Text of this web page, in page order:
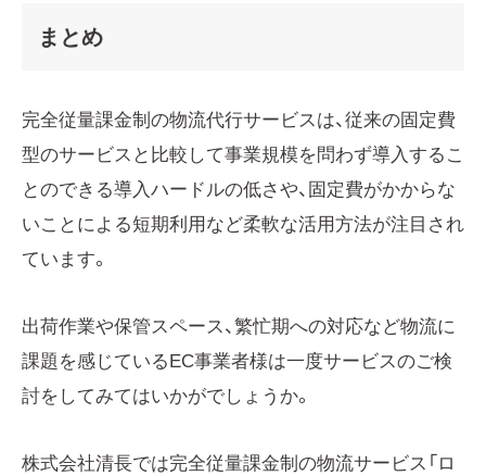
まとめ
完全従量課金制の物流代行サービスは、従来の固定費
型のサービスと比較して事業規模を問わず導入するこ
とのできる導入ハードルの低さや、固定費がかからな
いことによる短期利用など柔軟な活用方法が注目され
ています。
出荷作業や保管スペース、繁忙期への対応など物流に
課題を感じているEC事業者様は一度サービスのご検
討をしてみてはいかがでしょうか。
株式会社清長では完全従量課金制の物流サービス「ロ